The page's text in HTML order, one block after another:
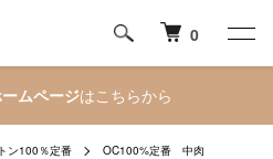
0
ムページはこちらから
ン100％定番 OC100%定番 中肉